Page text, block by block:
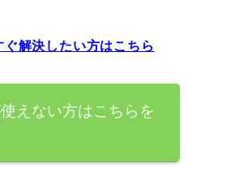
解決したい方はこちら
えない方はこちらを